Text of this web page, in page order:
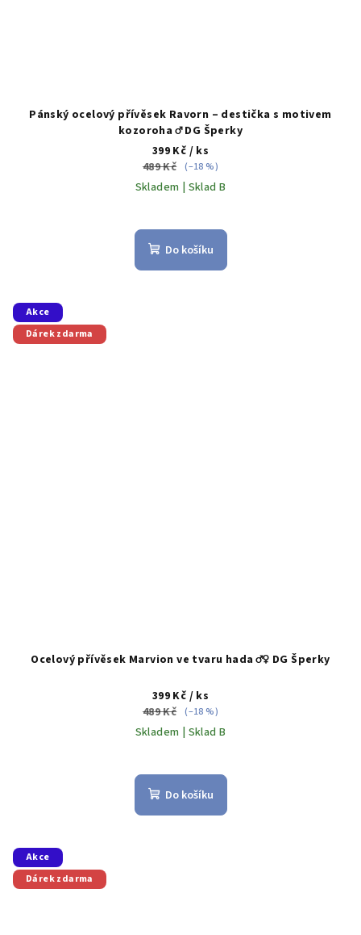
Pánský ocelový přívěsek Ravorn – destička s motivem
kozoroha ♂️ DG Šperky
399 Kč / ks
489 Kč (–18 %)
Skladem | Sklad B
Do košíku
Akce
Dárek zdarma
Ocelový přívěsek Marvion ve tvaru hada ♂️♀️ DG Šperky
399 Kč / ks
489 Kč (–18 %)
Skladem | Sklad B
Do košíku
Akce
Dárek zdarma